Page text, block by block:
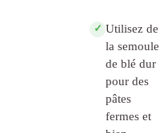
✓ Utilisez de
la semoule
de blé dur
pour des
pâtes
fermes et